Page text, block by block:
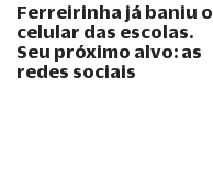
Ferreirinha já baniu o
celular das escolas.
Seu próximo alvo: as
redes sociais